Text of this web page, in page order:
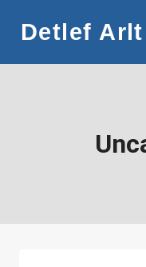
Inhalt
springen
Detlef Arlt